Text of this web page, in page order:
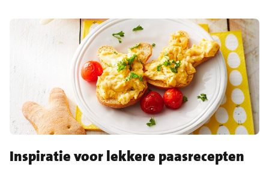
Inspiratie voor lekkere paasrecepten